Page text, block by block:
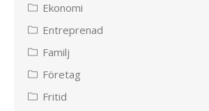
Ekonomi
Entreprenad
Familj
Företag
Fritid